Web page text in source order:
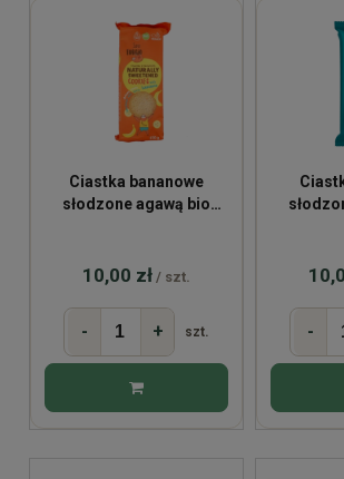
Ciastka bananowe
słodzone agawą bio
10,00 zł / szt.
- + szt. -